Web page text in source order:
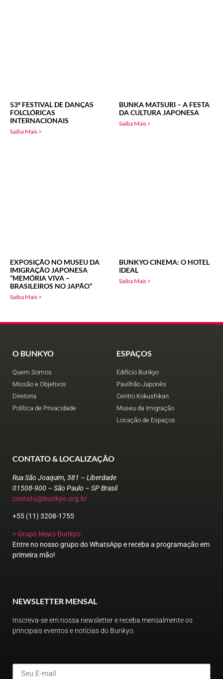
53º FESTIVAL DE DANÇAS
FOLCLÓRICAS
INTERNACIONAIS
Saiba Mais >
BUNKA MATSURI – A FESTA
DA CULTURA JAPONESA
Saiba Mais >
EXPOSIÇÃO NO MUSEU DA
IMIGRAÇÃO JAPONESA
“MEMÓRIA VIVA –
BRASILEIROS NO JAPÃO”
Saiba Mais >
BUNKYO CINEMA: O HOTEL
IDEAL
Saiba Mais >
O BUNKYO
Quem Somos
Missão e Objetivos
Diretoria
Política de Privacidade
ESPAÇOS
Edifício Bunkyo
Pavilhão Japonês
Centro Kokushikan
Museu da Imigração
Locação de Espaços
CONTATO & LOCALIZAÇÃO
Rua São Joaquim, 381 – Liberdade
01508-900 – São Paulo – SP Brasil
contato@bunkyo.org.br
+55 (11) 3208-1755
> Grupo News Bunkyo
Entre no nosso grupo do WhatsApp e receba a programação em
primeira mão!
NEWSLETTER MENSAL
Inscreva-se em nossa newsletter e receba mensalmente os
principais eventos e notícias do Bunkyo.